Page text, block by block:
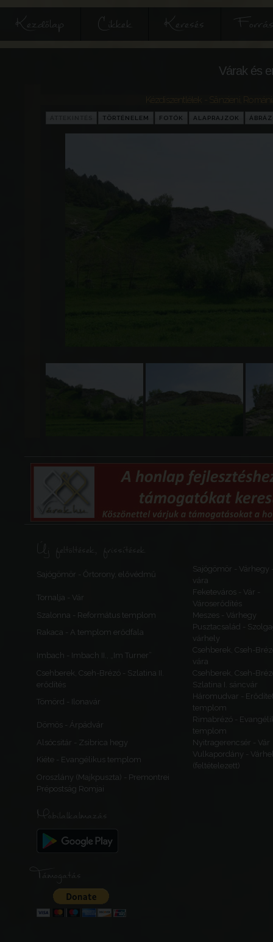
Kezdőlap Cikkek Keresés
Várak és
Kézdiszentlélek - Sânzieni
TÖRTÉNELEM FOTÓK ALAPRAJZOK
Új feltöltések, frissítések
Sajógömör - Őrtorony, elővédmű
Sajógömör - Várhegy
vára
Tornalja - Vár
Feketeváros - Vár -
Városerődítés
Szalonna - Református templom
Meszes - Várhegy
Rakaca - A templom erődfala
Pusztacsalád -
várhely
Imbach - Imbach II., „Im Turner”
Csehberek, Cseh-
vára
Csehberek, Cseh-Brézó - Szlatina II.
erődítés
Csehberek, Cseh-
Szlatina I. sáncvár
Tömörd - Ilonavár
Háromudvar -
templom
Dömös - Árpádvár
Rimabrézó -
templom
Alsócsitár - Zsibrica hegy
Nyitragerencsér - Vár
Kiéte - Evangélikus templom
Vulkapordány -
(feltételezett)
Oroszlány (Majkpuszta) - Premontrei
Prépostság Romjai
Mobilalkalmazás
Támogatás